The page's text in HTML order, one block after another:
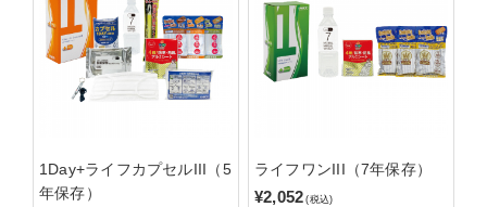
1Day+ライフカプセルIII（5
年保存）
ライフワンIII（7年保存）
¥2,052 (税込)